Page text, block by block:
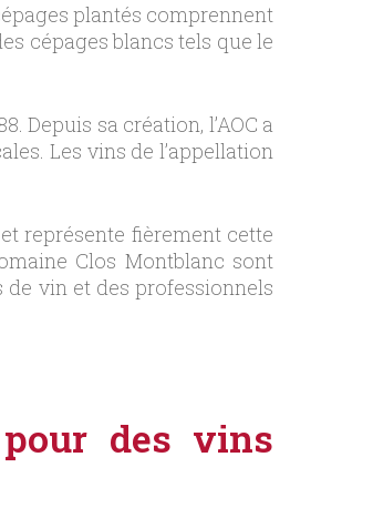
plantés comprennent
cépages blancs tels que le
Depuis sa création, l’AOC a
Les vins de l’appellation
représente fièrement cette
Clos Montblanc sont
de vin et des professionnels
des vins